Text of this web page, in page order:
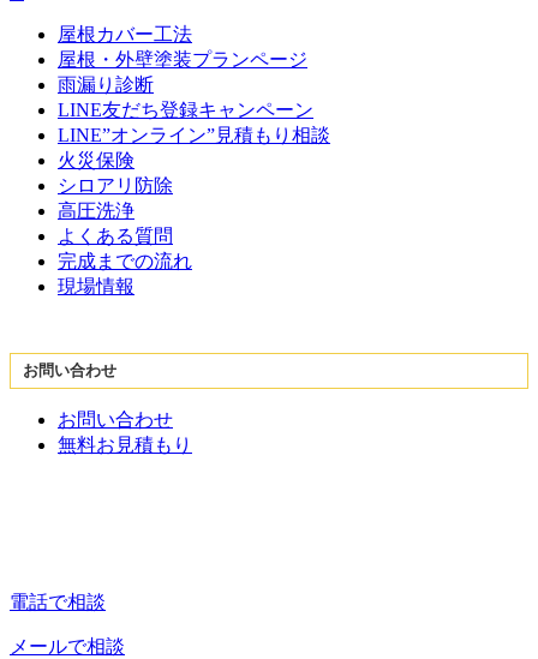
屋根カバー工法
屋根・外壁塗装プランページ
雨漏り診断
LINE友だち登録キャンペーン
LINE”オンライン”見積もり相談
火災保険
シロアリ防除
高圧洗浄
よくある質問
完成までの流れ
現場情報
お問い合わせ
お問い合わせ
無料お見積もり
電話で相談
メールで相談